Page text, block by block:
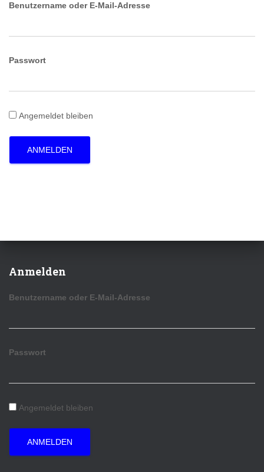
Benutzername oder E-Mail-Adresse
Passwort
Angemeldet bleiben
ANMELDEN
Anmelden
Benutzername oder E-Mail-Adresse
Passwort
Angemeldet bleiben
ANMELDEN